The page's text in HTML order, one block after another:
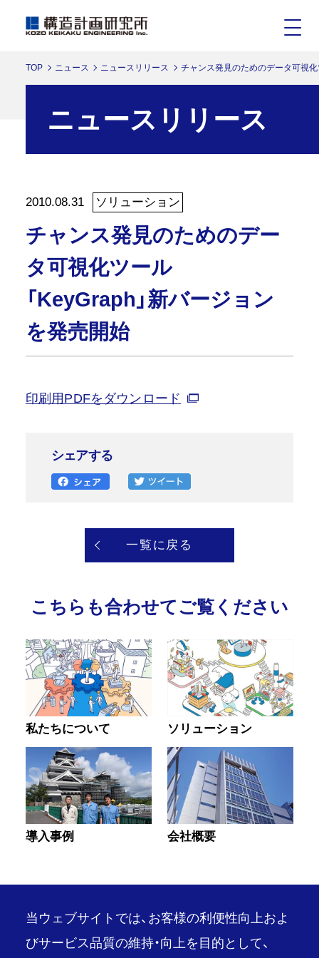
TOP ニュース ニュースリリース チャンス発見のためのデータ可視
ニュースリリース
2010.08.31 ソリューション
チャンス発見のためのデー
タ可視化ツール
「KeyGraph」新バージョン
を発売開始
印刷用PDFをダウンロード
シェアする
一覧に戻る
こちらも合わせてご覧ください
私たちについて ソリューション
導入事例 会社概要
当ウェブサイトでは、お客様の利便性向上およ
びサービス品質の維持・向上を目的として、